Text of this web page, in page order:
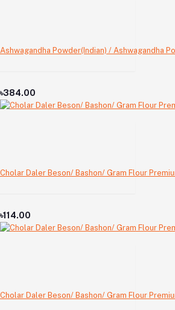
Ashwagandha Powder(Indian) / Ashwagandha
৳384.00
Cholar Daler Beson/ Bashon/ Gram Flour
৳114.00
Cholar Daler Beson/ Bashon/ Gram Flour